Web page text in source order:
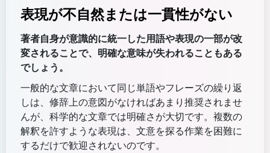
表現が不自然または一貫性がない
著者自身が意識的に統一した用語や表現の一部が改
変されることで、明確な意味が失われることもある
でしょう。
一般的な文章において同じ単語やフレーズの繰り返
しは、修辞上の意図がなければあまり推奨されませ
んが、科学的な文章では明確さが大切です。複数の
解釈を許すような表現は、文意を探る作業を困難に
するだけで歓迎されないのです。